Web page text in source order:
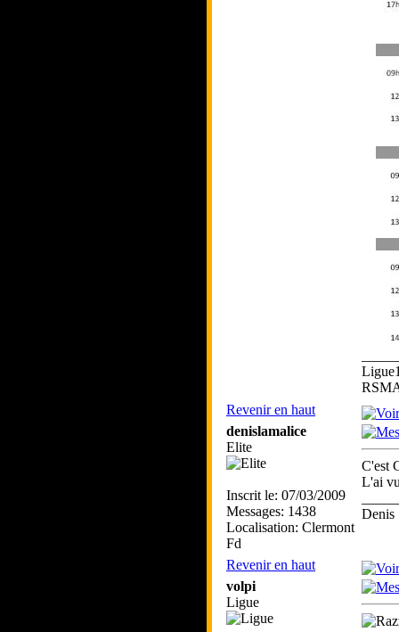
Revenir en haut
denislamalice
Elite
Inscrit le: 07/03/2009
Messages: 1438
Localisation: Clermont
Fd
C'est
L'ai
Denis
Revenir en haut
volpi
Ligue